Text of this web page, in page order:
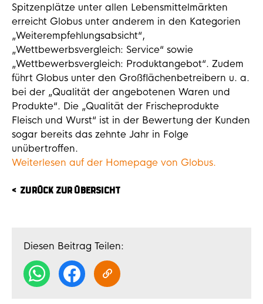
Spitzenplätze unter allen Lebensmittelmärkten
erreicht Globus unter anderem in den Kategorien
„Weiterempfehlungsabsicht“,
„Wettbewerbsvergleich: Service“ sowie
„Wettbewerbsvergleich: Produktangebot“. Zudem
führt Globus unter den Großflächenbetreibern u. a.
bei der „Qualität der angebotenen Waren und
Produkte“. Die „Qualität der Frischeprodukte
Fleisch und Wurst“ ist in der Bewertung der Kunden
sogar bereits das zehnte Jahr in Folge
unübertroffen.
Weiterlesen auf der Homepage von Globus.
ZURÜCK ZUR ÜBERSICHT
Diesen Beitrag Teilen: